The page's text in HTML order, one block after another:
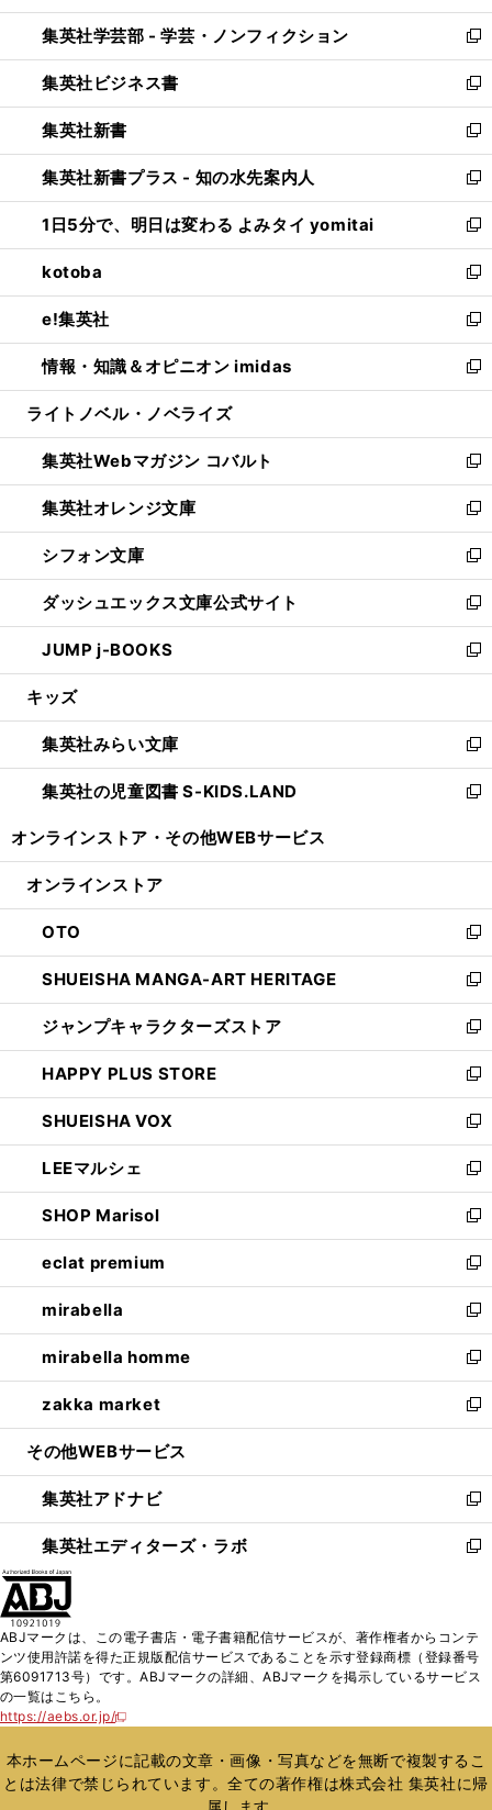
開
く
ウ
で
開
く
ン
ド
ウ
で
開
く
ウ
ィ
ン
ド
ウ
で
開
く
集英社学芸部 - 学芸・ノンフィクション
新
し
い
ウ
ィ
ン
ド
ウ
で
開
く
集英社ビジネス書
新
し
い
ウ
ィ
ン
ド
ウ
で
開
く
集英社新書
新
し
い
ウ
ィ
ン
ド
ウ
で
開
く
集英社新書プラス - 知の水先案内人
新
し
い
ウ
ィ
ン
ド
ウ
で
開
1日5分で、明日は変わる よみタイ yomitai
新
し
い
ウ
ィ
ン
ド
ウ
開
く
kotoba
新
し
い
ウ
ィ
ン
ウ
で
開
く
e!集英社
新
し
い
ウ
ン
ド
ウ
で
開
く
情報・知識＆オピニオン imidas
新
し
ウ
ィ
ン
ド
ウ
で
開
く
ライトノベル・ノベライズ
集英社Webマガジン コバルト
新
し
い
ウ
ィ
ン
ド
ウ
で
開
集英社オレンジ文庫
新
し
い
ウ
ィ
ン
ド
ウ
開
く
シフォン文庫
新
し
い
ウ
ィ
ン
ウ
で
開
く
ダッシュエックス文庫公式サイト
新
し
い
ウ
ン
ド
ウ
で
JUMP j-BOOKS
新
し
ウ
ィ
ン
ド
開
キッズ
集英社みらい文庫
新
し
い
ン
ウ
で
開
く
集英社の児童図書 S-KIDS.LAND
新
ウ
ン
ド
ウ
で
開
く
オンラインストア・ その他WEBサービス
オンラインストア
OTO
新
し
い
ウ
ィ
ン
ド
ウ
で
開
く
SHUEISHA MANGA-ART HERITAGE
新
し
い
ウ
ィ
ン
ド
ウ
で
開
く
ジャンプキャラクターズストア
新
し
い
ウ
ィ
ン
ド
ウ
で
開
く
HAPPY PLUS STORE
新
し
い
ウ
ィ
ン
ド
ウ
で
開
く
SHUEISHA VOX
新
し
い
ウ
ィ
ン
ド
ウ
で
開
く
LEEマルシェ
新
し
い
ウ
ィ
ン
ド
ウ
で
開
く
SHOP Marisol
新
し
い
ウ
ィ
ン
ド
ウ
で
開
eclat premium
新
し
い
ウ
ィ
ン
ド
ウ
開
く
mirabella
新
し
い
ウ
ィ
ン
ウ
で
開
く
mirabella homme
新
し
い
ウ
ン
ド
ウ
で
zakka market
新
し
ウ
ィ
ン
ド
く
その他WEBサービス
集英社アドナビ
新
し
い
ド
ウ
で
集英社エディターズ・ラボ
新
ィ
ン
ド
開
く
ABJマークは、この電子書店・電子書籍配信サービスが、著作権者からコンテ
ンツ使用許諾を得た正規版配信サービスであることを示す登録商標（登録番号
第6091713号）です。ABJマークの詳細、ABJマークを掲示しているサービス
の一覧はこちら。
https://aebs.or.jp/
新
い
ウ
ィ
本ホームページに記載の文章・画像・写真などを無断で複製するこ
とは法律で禁じられています。全ての著作権は株式会社 集英社に帰